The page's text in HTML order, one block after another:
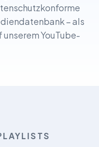
– als
YouTube-